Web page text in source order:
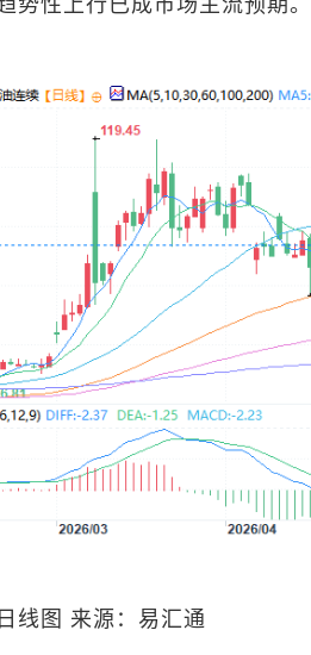
线图 来源：易汇通